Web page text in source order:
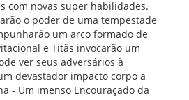
com novas super habilidades.
o poder de uma tempestade
um arco formado de
e Titãs invocarão um
ver seus adversários à
devastador impacto corpo a
- Um imenso Encouraçado da